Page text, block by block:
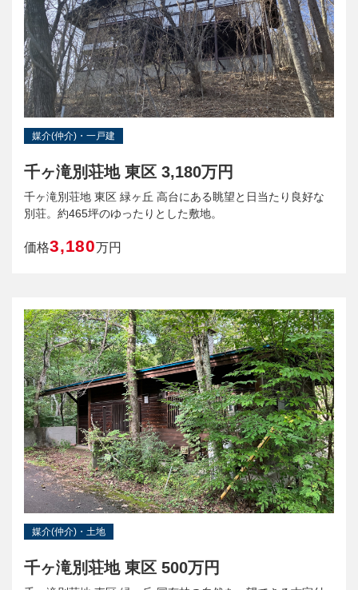
媒介(仲介)・一戸建
千ヶ滝別荘地 東区 3,180万円
千ヶ滝別荘地 東区 緑ヶ丘 高台にある眺望と日当たり良好な
別荘。約465坪のゆったりとした敷地。
価格3,180 万円
媒介(仲介)・土地
千ヶ滝別荘地 東区 500万円